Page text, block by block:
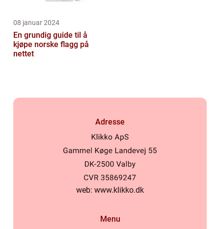
08 januar 2024
En grundig guide til å
kjøpe norske flagg på
nettet
Adresse
web: www.klikko.dk
Menu